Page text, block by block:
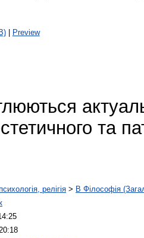
| Preview
та
релігія > B Філософія